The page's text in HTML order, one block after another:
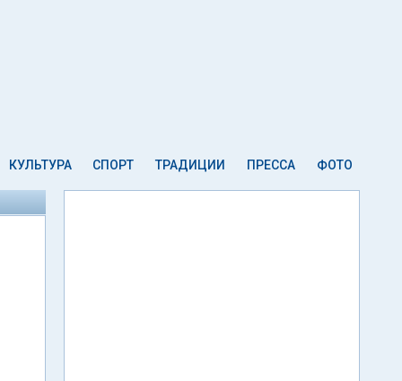
КУЛЬТУРА СПОРТ ТРАДИЦИИ ПРЕССА ФОТО